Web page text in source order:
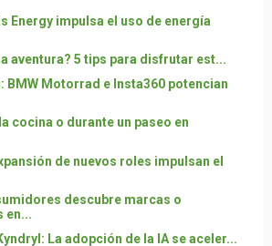
Energy impulsa el uso de energía
aventura? 5 tips para disfrutar est...
BMW Motorrad e Insta360 potencian
cocina o durante un paseo en
de nuevos roles impulsan el
descubre marcas o
en...
La adopción de la IA se aceler...